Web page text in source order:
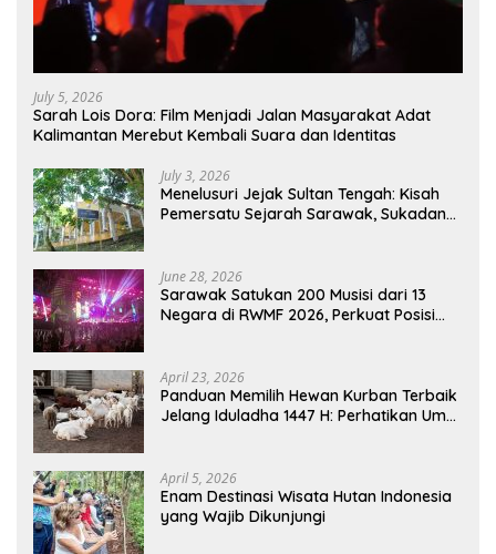
July 5, 2026
Sarah Lois Dora: Film Menjadi Jalan Masyarakat Adat
Kalimantan Merebut Kembali Suara dan Identitas
July 3, 2026
Menelusuri Jejak Sultan Tengah: Kisah
Pemersatu Sejarah Sarawak, Sukadana,
June 28, 2026
Sarawak Satukan 200 Musisi dari 13
Negara di RWMF 2026, Perkuat Posisi
April 23, 2026
Panduan Memilih Hewan Kurban Terbaik
Jelang Iduladha 1447 H: Perhatikan Umur
April 5, 2026
Enam Destinasi Wisata Hutan Indonesia
yang Wajib Dikunjungi